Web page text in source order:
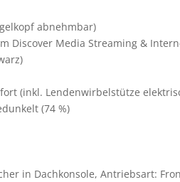
abnehmbar)
Discover Media Streaming &
(inkl. Lendenwirbelstütze
(74 %)
in Dachkonsole, Antriebsart: